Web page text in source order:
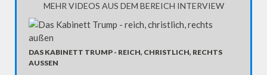
MEHR VIDEOS AUS DEM BEREICH INTERVIEW
DAS KABINETT TRUMP - REICH, CHRISTLICH, RECHTS
AUSSEN